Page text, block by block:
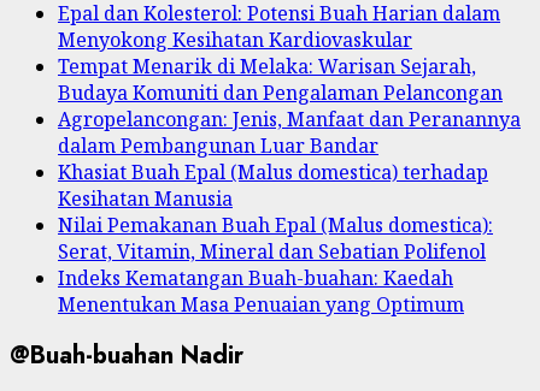
Epal dan Kolesterol: Potensi Buah Harian dalam
Menyokong Kesihatan Kardiovaskular
Tempat Menarik di Melaka: Warisan Sejarah,
Budaya Komuniti dan Pengalaman Pelancongan
Agropelancongan: Jenis, Manfaat dan Peranannya
dalam Pembangunan Luar Bandar
Khasiat Buah Epal (Malus domestica) terhadap
Kesihatan Manusia
Nilai Pemakanan Buah Epal (Malus domestica):
Serat, Vitamin, Mineral dan Sebatian Polifenol
Indeks Kematangan Buah-buahan: Kaedah
Menentukan Masa Penuaian yang Optimum
@Buah-buahan Nadir